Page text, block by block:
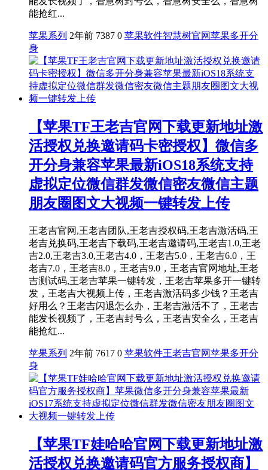
能抢红...
苹果系列 2年前 7387 0 苹果软件智慧树官网苹果多开分
身
【苹果TF王老吉官网下载更新地址激
活授权兑换邀请码卡密授权】微信多
开分身兼容苹果最新iOS18系统支持
虚拟定位微信群发微信密友微信主题
朋友圈图文大视频一键转发上传
王老吉官网,王老吉团队,王老吉授权码,王老吉激活码,王
老吉兑换码,王老吉下载码,王老吉邀请码,王老吉1.0,王老
吉2.0,王老吉3.0,王老吉4.0，王老吉5.0，王老吉6.0，王
老吉7.0，王老吉8.0，王老吉9.0，王老吉官网地址,王老
吉测试码,王老吉苹果一键转发，王老吉苹果多开一键转
发，王老吉大视频上传，王老吉激活码多少钱？王老吉
好用么？王老吉闪退怎么办，王老吉激活不了，王老吉
能发长视频了，王老吉封号么，王老吉安全么，王老吉
能抢红...
苹果系列 2年前 7617 0 苹果软件王老吉官网苹果多开分
身
【苹果TF娃哈哈官网下载更新地址激
活授权兑换邀请码官方服务授权商】